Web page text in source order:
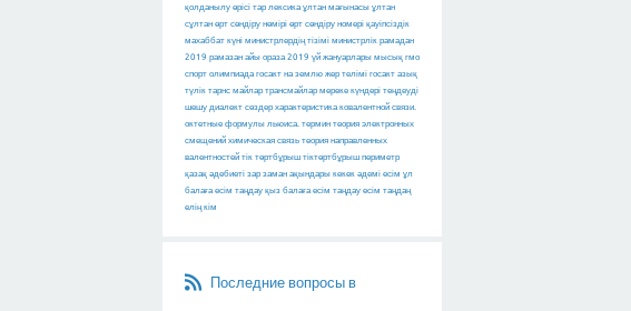
қолданылу өрісі тар лексика ұлтан мағынасы ұлтан
сұлтан өрт сөндіру нөмірі өрт сөндіру номері қауіпсіздік
махаббат күні министрлердің тізімі министрлік рамадан
2019 рамазан айы ораза 2019 үй жануарлары мысық гмо
спорт олимпиада госакт на землю жер телімі госакт азық
түлік тарнс майлар трансмайлар мереке күндері теңдеуді
шешу диалект сөздер характеристика ковалентной связи.
октетные формулы льюиса. термин теория электронных
смещений химическая связь теория направленных
валентностей тік төртбұрыш тіктөртбұрыш периметр
қазақ әдебиеті зар заман ақындары кекек әдемі есім ұл
балаға есім таңдау қыз балаға есім таңдау есім таңдаң
елің кім
Последние вопросы в